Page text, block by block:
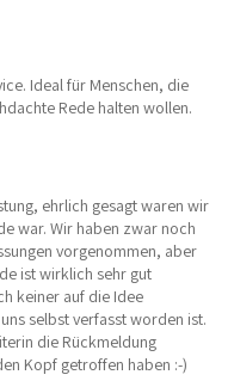
Ideal für Menschen, die
Rede halten wollen.
ehrlich gesagt waren wir
war. Wir haben zwar noch
vorgenommen, aber
ist wirklich sehr gut
keiner auf die Idee
selbst verfasst worden ist.
die Rückmeldung
Kopf getroffen haben :-)